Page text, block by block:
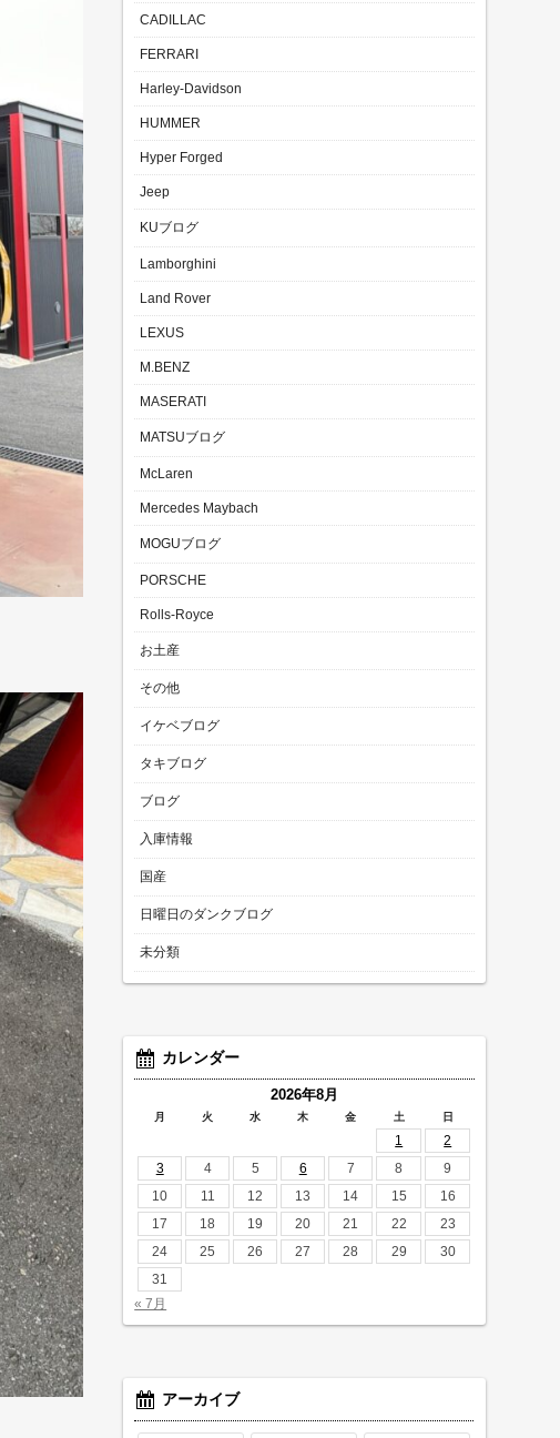
CADILLAC
FERRARI
Harley-Davidson
HUMMER
Hyper Forged
Jeep
KUブログ
Lamborghini
Land Rover
LEXUS
M.BENZ
MASERATI
MATSUブログ
McLaren
Mercedes Maybach
MOGUブログ
PORSCHE
Rolls-Royce
お土産
その他
イケベブログ
タキブログ
ブログ
入庫情報
国産
日曜日のダンクブログ
未分類
カレンダー
2026年8月
月 火 水 木 金 土 日
1
2
3
4 5 6 7 8
9
10
11 12 13 14 15
16
17
18 19 20 21 22
23
24
25 26 27 28 29
30
31
« 7月
アーカイブ